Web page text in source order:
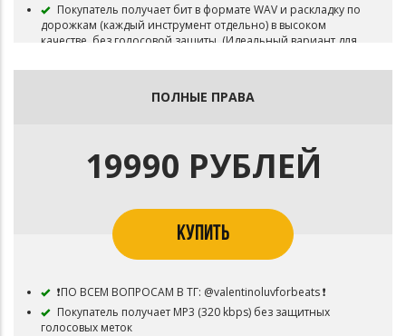
Покупатель получает бит в формате WAV и раскладку по
дорожкам (каждый инструмент отдельно) в высоком
качестве, без голосовой защиты. (Идеальный вариант для
возможность создавать свою структуру трека, удалять или
Авторские права остаются у Valentin`o
Музыка, Spotify, Deezer, и т.д.
Бит остается в продаже.
Использовать композицию для перепродажи.
ПОЛНЫЕ ПРАВА
19990 РУБЛЕЙ
КУПИТЬ
❗ПО ВСЕМ ВОПРОСАМ В ТГ: @valentinoluvforbeats ❗
Покупатель получает MP3 (320 kbps) без защитных
голосовых меток